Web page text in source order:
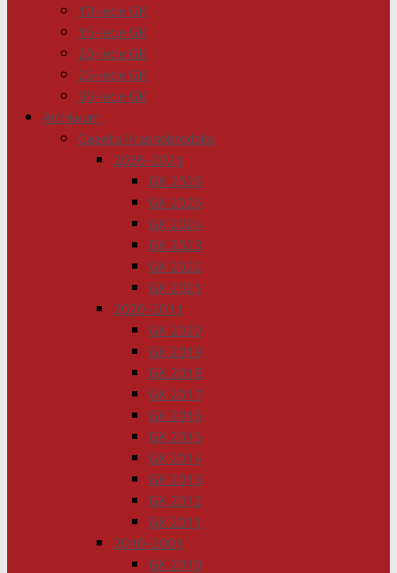
10-lecie GK
15-lecie GK
20-lecie GK
25-lecie GK
30-lecie GK
Archiwum
Gazeta Krasnobrodzka
2026-2021
GK 2026
GK 2025
GK 2024
GK 2023
GK 2022
GK 2021
2020-2011
GK 2020
GK 2019
GK 2018
GK 2017
GK 2016
GK 2015
GK 2014
GK 2013
GK 2012
GK 2011
2010-2001
GK 2010